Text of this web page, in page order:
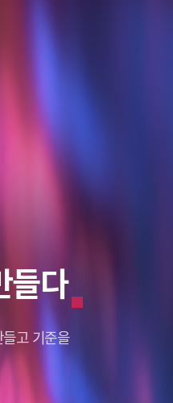
갑니다.
미래
Data.
들다
고 기준을
갑니다.
미래
Data.